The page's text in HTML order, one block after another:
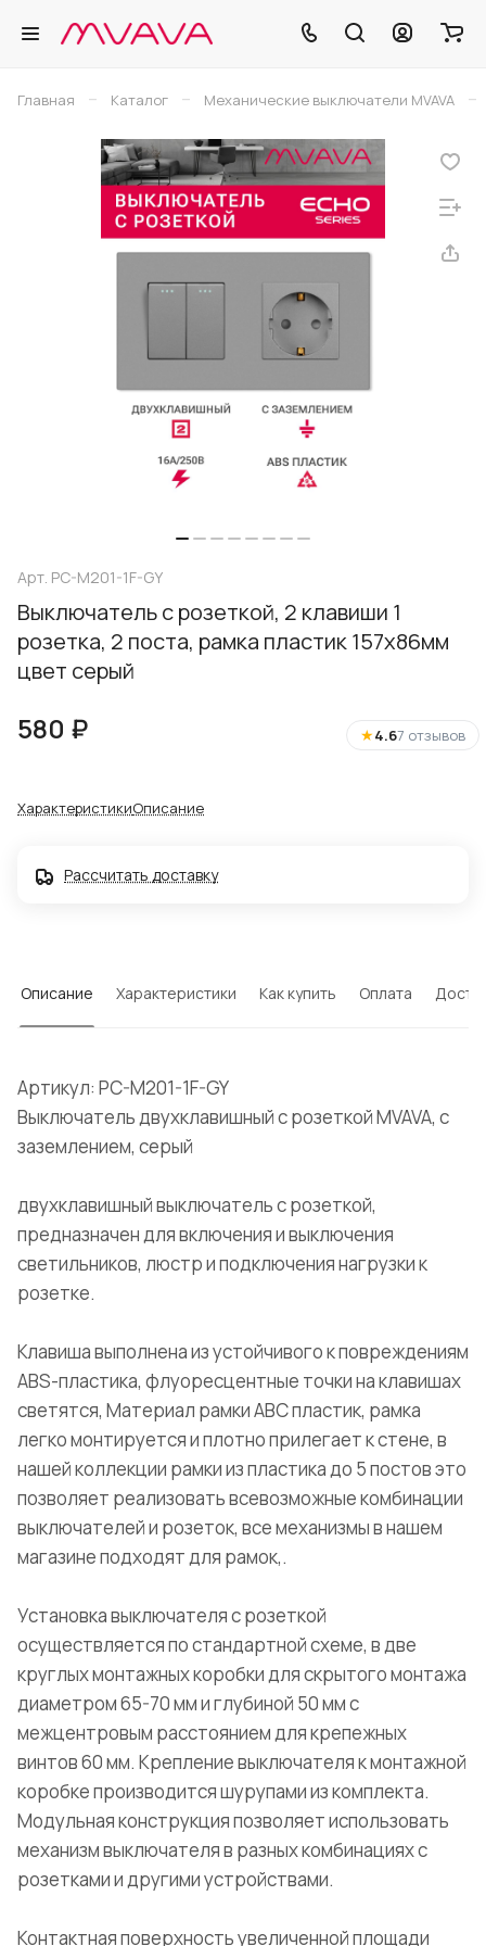
Главная – Каталог – Механические выключатели MVAVA –
Арт. PC-M201-1F-GY
Выключатель с розеткой, 2 клавиши 1
розетка, 2 поста, рамка пластик 157х86мм
цвет серый
580 ₽ ★4.67 отзывов
ХарактеристикиОписание
Рассчитать доставку
Описание Характеристики Как купить Оплата
Артикул: PC-M201-1F-GY
Выключатель двухклавишный с розеткой MVAVA, с
заземлением, серый
двухклавишный выключатель с розеткой,
предназначен для включения и выключения
светильников, люстр и подключения нагрузки к
розетке.
Клавиша выполнена из устойчивого к повреждениям
ABS-пластика, флуоресцентные точки на клавишах
светятся, Материал рамки ABC пластик, рамка
легко монтируется и плотно прилегает к стене, в
нашей коллекции рамки из пластика до 5 постов это
позволяет реализовать всевозможные комбинации
выключателей и розеток, все механизмы в нашем
магазине подходят для рамок,.
Установка выключателя с розеткой
осуществляется по стандартной схеме, в две
круглых монтажных коробки для скрытого монтажа
диаметром 65-70 мм и глубиной 50 мм с
межцентровым расстоянием для крепежных
винтов 60 мм. Крепление выключателя к монтажной
коробке производится шурупами из комплекта.
Модульная конструкция позволяет использовать
механизм выключателя в разных комбинациях с
розетками и другими устройствами.
Контактная поверхность увеличенной площади